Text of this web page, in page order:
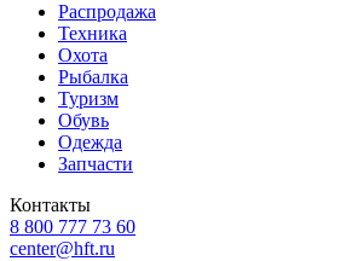
Распродажа
Техника
Охота
Рыбалка
Туризм
Обувь
Одежда
Запчасти
Контакты
8 800 777 73 60
center@hft.ru